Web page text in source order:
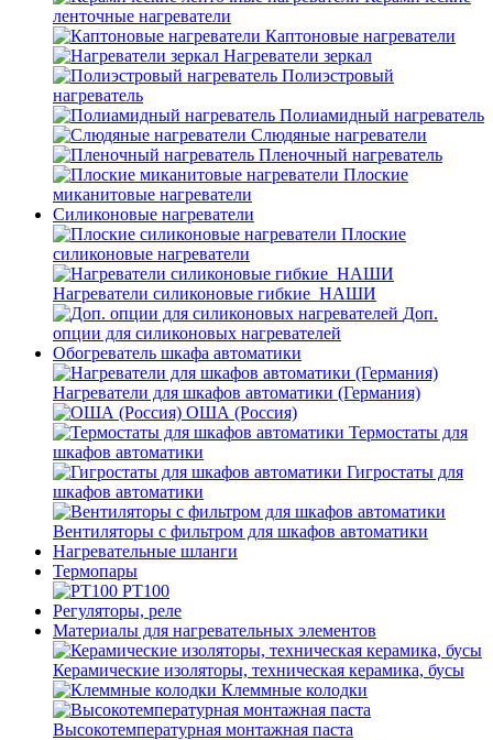
ленточные нагреватели
Каптоновые нагреватели
Нагреватели зеркал
Полиэстровый
нагреватель
Полиамидный нагреватель
Слюдяные нагреватели
Пленочный нагреватель
Плоские
миканитовые нагреватели
Силиконовые нагреватели
Плоские
силиконовые нагреватели
Нагреватели силиконовые гибкие_НАШИ
Доп.
опции для силиконовых нагревателей
Обогреватель шкафа автоматики
Нагреватели для шкафов автоматики (Германия)
ОША (Россия)
Термостаты для
шкафов автоматики
Гигростаты для
шкафов автоматики
Вентиляторы с фильтром для шкафов автоматики
Нагревательные шланги
Термопары
PT100
Регуляторы, реле
Материалы для нагревательных элементов
Керамические изоляторы, техническая керамика, бусы
Клеммные колодки
Высокотемпературная монтажная паста